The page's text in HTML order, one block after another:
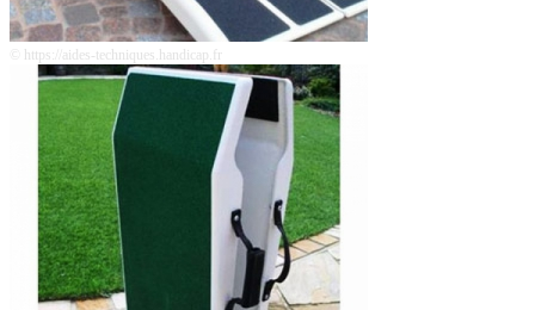
© https://aides-techniques.handicap.fr